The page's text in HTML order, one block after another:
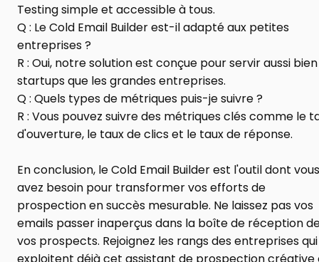
Testing simple et accessible à tous.
Q : Le Cold Email Builder est-il adapté aux petites
entreprises ?
R : Oui, notre solution est conçue pour servir aussi
startups que les grandes entreprises.
Q : Quels types de métriques puis-je suivre ?
R : Vous pouvez suivre des métriques clés comme le
d'ouverture, le taux de clics et le taux de réponse.
En conclusion, le Cold Email Builder est l'outil dont vous
avez besoin pour transformer vos efforts de
prospection en succès mesurable. Ne laissez pas vos
emails passer inaperçus dans la boîte de réception
vos prospects. Rejoignez les rangs des entreprises qui
exploitent déjà cet assistant de prospection créative